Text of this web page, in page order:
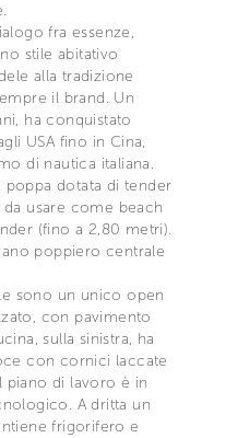
fra essenze,
stile abitativo
alla tradizione
il brand. Un
ha conquistato
USA fino in Cina,
di nautica italiana.
poppa dotata di tender
usare come beach
(fino a 2,80 metri).
poppiero centrale
sono un unico open
con pavimento
sulla sinistra, ha
con cornici laccate
piano di lavoro è in
A dritta un
frigorifero e